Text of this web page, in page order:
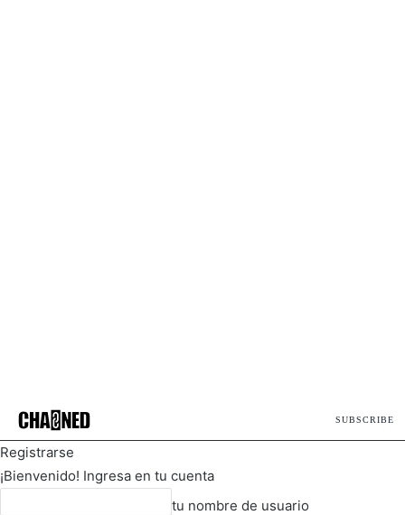
SUBSCRIBE
Registrarse
¡Bienvenido! Ingresa en tu cuenta
tu nombre de usuario